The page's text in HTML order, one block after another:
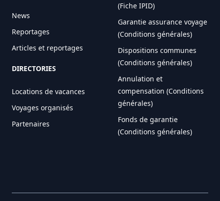
News
Reportages
Articles et reportages
DIRECTORIES
Locations de vacances
Voyages organisés
Partenaires
(Fiche IPID)
Garantie assurance voyage
(Conditions générales)
Dispositions communes
(Conditions générales)
Annulation et
compensation (Conditions
générales)
Fonds de garantie
(Conditions générales)